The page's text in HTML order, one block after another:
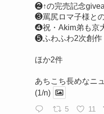
❷↑の完売記念
❸罵尻ロマ子様と
❹祝・Akim弟も京
❺ふわふわ2次創作
ほか2件
あちこち長めなニ
(1/n)
5 11